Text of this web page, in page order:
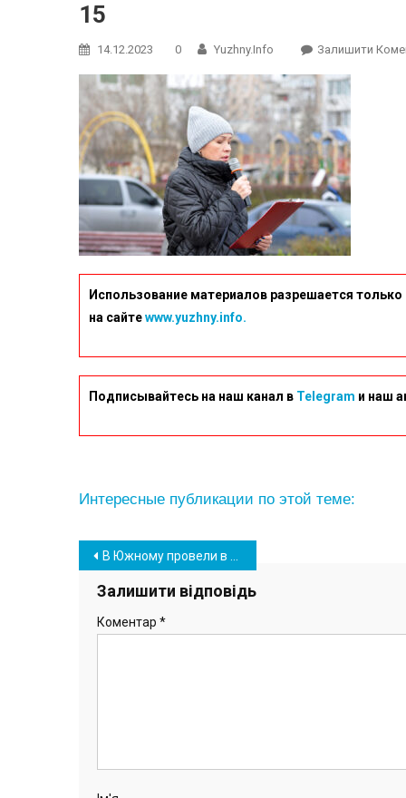
15
14.12.2023 0 Yuzhny.info Залишити
Использование материалов разрешается
на сайтеwww.yuzhny.info.
Подписывайтесь на наш канал в Telegram и наш
Интересные публикации по этой теме:
Навігація
записів
В Южному провели в останню путь 56-річного військового Віталія Горбачьова (фото)
Залишити відповідь
Коментар *